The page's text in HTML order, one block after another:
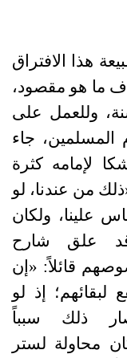
هذا الافتراق
ما هو مقصود،
وللعمل على
جاء
لإمامه كثرة
من عندنا، لو
علينا، ولكان
علق شارح
قائلاً: «إن
لبقائهم؛ إذ لو
ذلك سبباً
محاولة لستر